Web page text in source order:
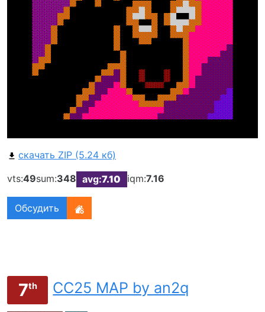
скачать ZIP (5.24 кб)
vts:49sum:348 avg:7.10 iqm:7.16
Обсудить
7th CC25 MAP by an2q